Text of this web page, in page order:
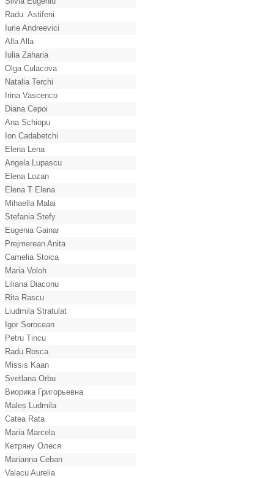
Radu Astifeni
Iurie Andreevici
Alla Alla
Iulia Zaharia
Olga Culacova
Natalia Terchi
Irina Vascenco
Diana Cepoi
Ana Schiopu
Ion Cadabetchi
Elena Lena
Angela Lupascu
Elena Lozan
Elena T Elena
Mihaella Malai
Stefania Stefy
Eugenia Gainar
Prejmerean Anita
Camelia Stoica
Maria Voloh
Liliana Diaconu
Rita Rascu
Liudmila Stratulat
Igor Sorocean
Petru Tincu
Radu Rosca
Missis Kaan
Svetlana Orbu
Виорика Григорьевна
Maleș Ludmila
Catea Rata
Maria Marcela
Кетряну Олеся
Marianna Ceban
Valacu Aurelia